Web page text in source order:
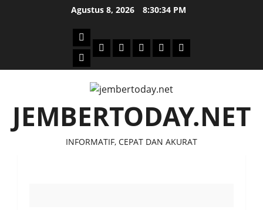
Agustus 8, 2026 8:30:34 PM
Beranda
News
PolitikOtomotifEkonomiSosialtentang
JEMBERTODAY.NET
INFORMATIF, CEPAT DAN AKURAT